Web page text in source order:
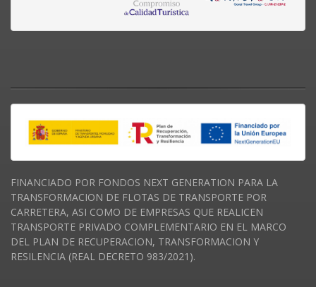
FINANCIADO POR FONDOS NEXT GENERATION PARA LA
TRANSFORMACION DE FLOTAS DE TRANSPORTE POR
CARRETERA, ASI COMO DE EMPRESAS QUE REALICEN
TRANSPORTE PRIVADO COMPLEMENTARIO EN EL MARCO
DEL PLAN DE RECUPERACION, TRANSFORMACION Y
RESILENCIA (REAL DECRETO 983/2021).